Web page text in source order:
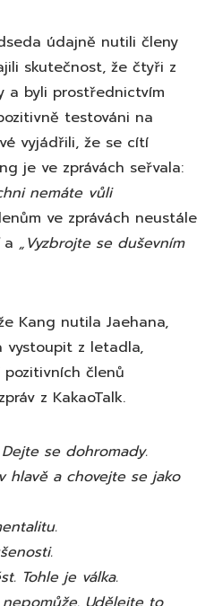
údajně nutili členy
skutečnost, že čtyři z
a byli prostřednictvím
testováni na
vyjádřili, že se cítí
je ve zprávách seřvala:
nemáte vůli
ve zprávách neustále
a „Vyzbrojte se duševním
Kang nutila Jaehana,
vystoupit z letadla,
členů
z KakaoTalk.
se dohromady.
hlavě a chovejte se jako
Tohle je válka.